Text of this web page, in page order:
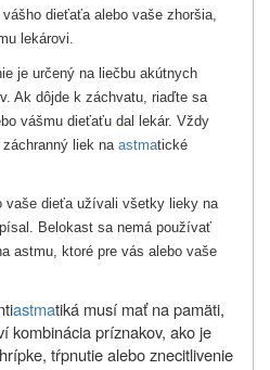
dieťaťa alebo vaše zhoršia,
lekárovi.
je určený na liečbu akútnych
Ak dôjde k záchvatu, riaďte sa
vášmu dieťaťu dal lekár. Vždy
liek na astmatické
vaše dieťa užívali všetky lieky na
Belokast sa nemá používať
astmu, ktoré pre vás alebo vaše
astmatiká musí mať na pamäti,
kombinácia príznakov, ako je
tŕpnutie alebo znecitlivenie